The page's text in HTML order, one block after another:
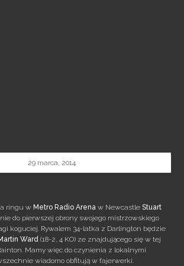
29 marca, 2014
ringu wMetro Radio Arena w NewcastleStuart
do pierwszej obrony swojego mistrzowskiego
koguciej. Rywalem 34-latka z Darlington będzie
Ward (18-2, 4 KO) ze znajdującego się w tej
Mamy więc do czynienia z lokalnymi
wiadomo obfitują w fajerwerki.